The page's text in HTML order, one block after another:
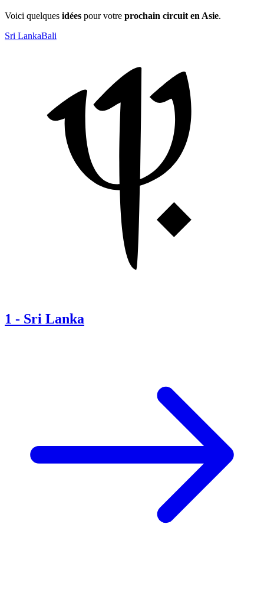
Voici quelques idées pour votre prochain circuit en Asie.
Sri LankaBali
1 - Sri Lanka